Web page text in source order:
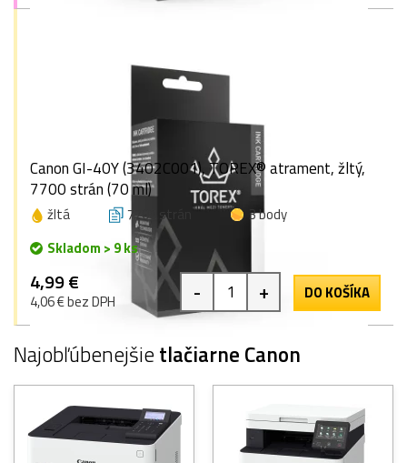
Canon GI-40Y (3402C001), TOREX® atrament, žltý,
7700 strán (70 ml)
žltá 7700 strán
3 body
Skladom > 9 ks
4,99 €
4,06 € bez DPH - + DO KOŠÍKA
Najobľúbenejšietlačiarne Canon